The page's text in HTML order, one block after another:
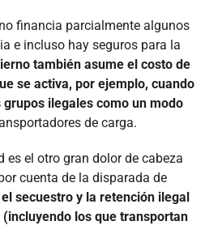
financia parcialmente algunos
e incluso hay seguros para la
también asume el costo de
se activa, por ejemplo, cuando
ilegales como un modo
de carga.
es el otro gran dolor de cabeza
cuenta de la disparada de
secuestro y la retención ilegal
los que transportan